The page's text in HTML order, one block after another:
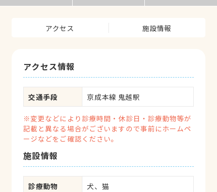
アクセス 施設情報
アクセス情報
交通手段 京成本線 鬼越駅
※変更などにより診療時間・休診日・診療動物等が
記載と異なる場合がございますので事前にホームペ
ージなどをご確認ください。
施設情報
診療動物
犬、猫